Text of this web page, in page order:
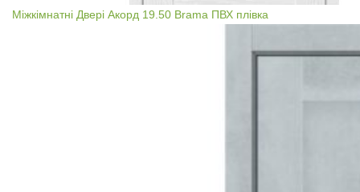
Міжкімнатні Двері Акорд 19.50 Brama ПВХ плівка